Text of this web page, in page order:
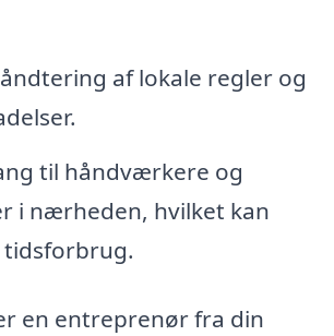
af lokale regler og
til håndværkere og
i nærheden, hvilket kan
en entreprenør fra din